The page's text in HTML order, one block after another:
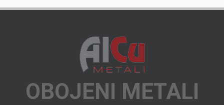
OBOJENI METALI